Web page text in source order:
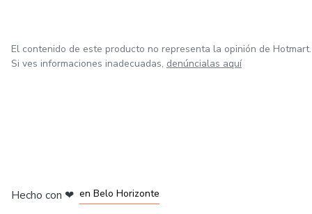
El contenido de este producto no representa la opinión de Hotmart.
Si ves informaciones inadecuadas, denúncialas aquí
Hecho con ❤ en Belo Horizonte